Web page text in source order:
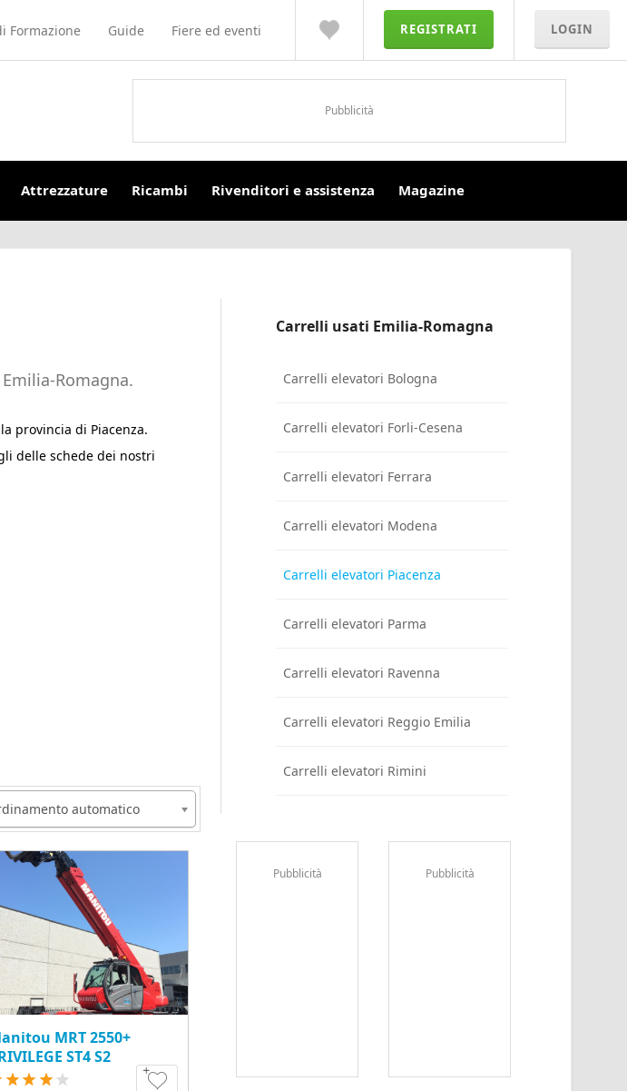
Formazione Guide Fiere ed eventi REGISTRATI LOGIN
Pubblicità
Attrezzature Ricambi Rivenditori e assistenza Magazine
Romagna.
provincia di Piacenza.
delle schede dei nostri
automatico
MRT 2550+
ST4 S2
Carrelli usati Emilia-Romagna
Carrelli elevatori Bologna
Carrelli elevatori Forli-Cesena
Carrelli elevatori Ferrara
Carrelli elevatori Modena
Carrelli elevatori Piacenza
Carrelli elevatori Parma
Carrelli elevatori Ravenna
Carrelli elevatori Reggio Emilia
Carrelli elevatori Rimini
Pubblicità Pubblicità